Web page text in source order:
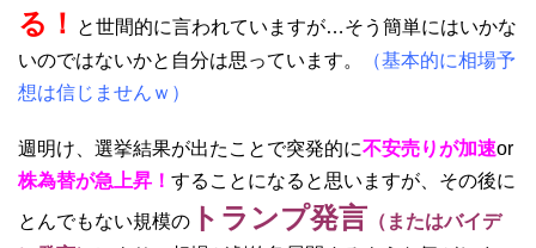
る！
と世間的に言われていますが…そう簡単にはいかな
いのではないかと自分は思っています。
（基本的に相場予
想は信じませんｗ）
週明け、選挙結果が出たことで突発的に不安売りが加速or
株為替が急上昇！ することになると思いますが、その後に
とんでもない規模の
トランプ発言 （またはバイデ